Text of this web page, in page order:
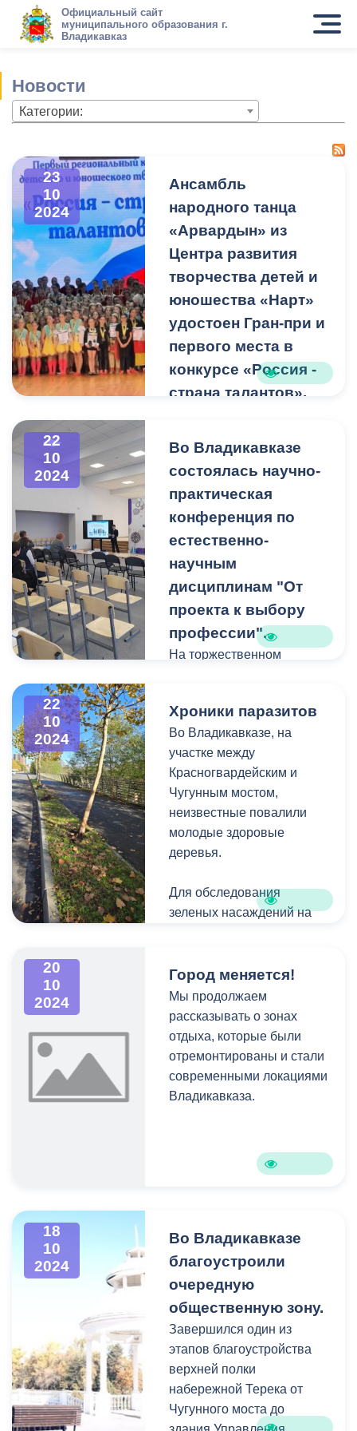
Официальный сайт
муниципального образования г.
Владикавказ
Новости
Категории:
23
10
2024
Ансамбль
народного танца
«Арвардын» из
Центра развития
творчества детей и
юношества «Нарт»
удостоен Гран-при и
первого места в
конкурсе «Россия -
страна талантов».
номинации
«Хореографическое
творчество» были
представлены 36
коллектив представил на
суд жюри дагестанский
танец.
Как отметила
образования «Нарт»
Белла Фидарова,
организация конкурса
была на высоком
профессиональном
уровне.
«И ребята и педагоги с
участие в конкурсе. И,
конечно, они в восторге от
обязательно будем
участвовать в них», -
отметила руководитель.
Подобные конкурсы
отличная возможность
проявить свои творческие
в масштабном проекте.
22
10
2024
Во Владикавказе
состоялась научно-
практическая
конференция по
естественно-
научным
дисциплинам "От
проекта к выбору
профессии".
На торжественном
заместитель мэра
Владикавказа Мадина
Ходова, начальник
управления образования
городской администрации
Аслан Батыров.
22
10
2024
Хроники паразитов
Во Владикавказе, на
участке между
Красногвардейским и
Чугунным мостом,
неизвестные повалили
молодые здоровые
деревья.
Для обследования
зеленых насаждений на
муниципального
предприятия
«ВладЛесЭкология».
20
10
2024
Город меняется!
Мы продолжаем
рассказывать о зонах
отдыха, которые были
отремонтированы и стали
современными локациями
Владикавказа.
18
10
2024
Во Владикавказе
благоустроили
очередную
общественную зону.
Завершился один из
этапов благоустройства
верхней полки
набережной Терека от
Чугунного моста до